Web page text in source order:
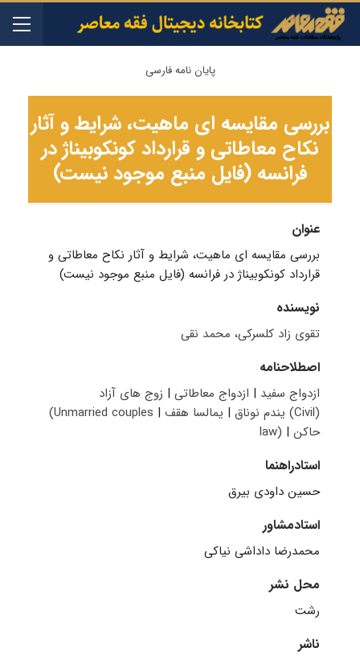
پایان نامه فارسی
بررسی مقایسه ای ماهیت، شرایط و آثار
نکاح معاطاتی و قرارداد کونکوبیناژ در
فرانسه (فایل منبع موجود نیست)
عنوان
بررسی مقایسه ای ماهیت، شرایط و آثار نکاح معاطاتی و
قرارداد کونکوبیناژ در فرانسه (فایل منبع موجود نیست)
نویسنده
تقوی زاد کلسرکی، محمد نقی
اصطلاحنامه
ازدواج سفید | ازدواج معاطاتی | زوج های آزاد
(‫‭(Unmarried couples
| فقه اسلامی | قانون مدنی (Civil
law) | نکاح
استادراهنما
حسین داودی بیرق
استادمشاور
محمدرضا داداشی نیاکی
محل نشر
رشت
ناشر